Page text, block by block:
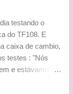
muito pouco
o número
o modelo
"A
testando o
do TF108. E
caixa de cambio,
testes : "Nós
e estávamos